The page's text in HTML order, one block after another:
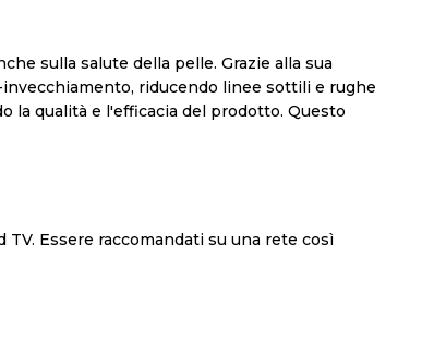
sulla salute della pelle. Grazie alla sua
riducendo linee sottili e rughe
la qualità e l'efficacia del prodotto. Questo
Essere raccomandati su una rete così